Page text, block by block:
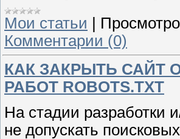
Мои статьи
Комментарии (0)
КАК ЗАКРЫТЬ САЙТ
РАБОТ ROBOTS.TXT
На стадии разработки
не допускать